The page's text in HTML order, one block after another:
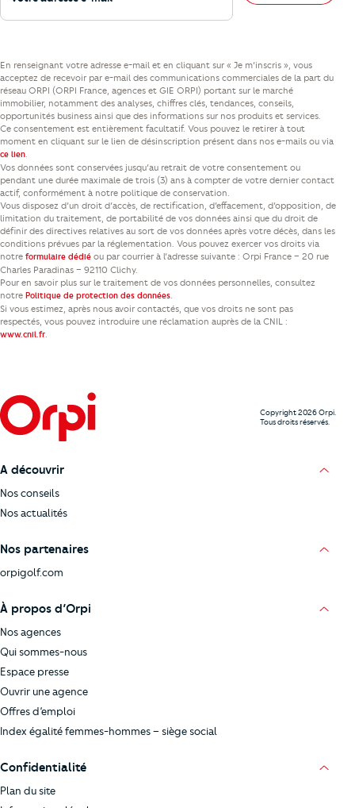
En renseignant votre adresse e-mail et en cliquant sur « Je m’inscris », vous
acceptez de recevoir par e-mail des communications commerciales de la part du
réseau ORPI (ORPI France, agences et GIE ORPI) portant sur le marché
immobilier, notamment des analyses, chiffres clés, tendances, conseils,
opportunités business ainsi que des informations sur nos produits et services.
Ce consentement est entièrement facultatif. Vous pouvez le retirer à tout
moment en cliquant sur le lien de désinscription présent dans nos e-mails ou via
ce lien.
Vos données sont conservées jusqu’au retrait de votre consentement ou
pendant une durée maximale de trois (3) ans à compter de votre dernier contact
actif, conformément à notre politique de conservation.
Vous disposez d’un droit d’accès, de rectification, d’effacement, d’opposition, de
limitation du traitement, de portabilité de vos données ainsi que du droit de
définir des directives relatives au sort de vos données après votre décès, dans les
conditions prévues par la réglementation. Vous pouvez exercer vos droits via
notre formulaire dédié ou par courrier à l’adresse suivante : Orpi France – 20 rue
Charles Paradinas – 92110 Clichy.
Pour en savoir plus sur le traitement de vos données personnelles, consultez
notre Politique de protection des données.
Si vous estimez, après nous avoir contactés, que vos droits ne sont pas
respectés, vous pouvez introduire une réclamation auprès de la CNIL :
www.cnil.fr.
Copyright 2026 Orpi.
Tous droits réservés.
A découvrir
Nos conseils
Nos actualités
Nos partenaires
orpigolf.com
À propos d’Orpi
Nos agences
Qui sommes-nous
Espace presse
Ouvrir une agence
Offres d’emploi
Index égalité femmes-hommes – siège social
Confidentialité
Plan du site